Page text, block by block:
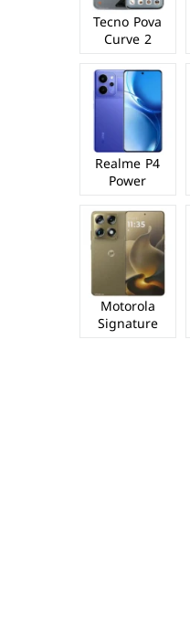
Tecno Pova
Curve 2
Realme P4
Power
Motorola
Signature